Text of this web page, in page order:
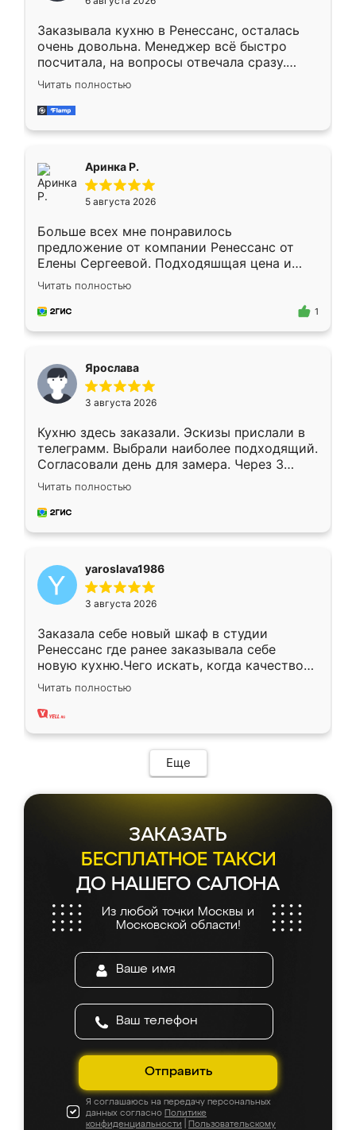
мебели буду заказывать только здесь.
Заказывала кухню в Ренессанс, осталась
очень довольна. Менеджер всё быстро
посчитала, на вопросы отвечала сразу.
Замерщик приехал в субботу, подошёл к
делу со всей ответственностью. Собрали
за день, ребята работали аккуратно, даже
Читать полностью
Аринка Р.
5 августа 2026
Больше всех мне понравилось
предложение от компании Ренессанс от
Елены Сергеевой. Подходяшщая цена и
короткие сроки изготовления. Приехавший
для замера сотрудник Владислав
предложил по моему эскизу самый
Читать полностью
1
Ярослава
3 августа 2026
Кухню здесь заказали. Эскизы прислали в
телеграмм. Выбрали наиболее подходящий.
Согласовали день для замера. Через 3
недели кухня была уже готова. Остались
довольны работой. Спасибо Ренессанс
мебель за качественную работу!
Читать полностью
yaroslava1986
3 августа 2026
Заказала себе новый шкаф в студии
Ренессанс где ранее заказывала себе
новую кухню.Чего искать, когда качеством
вполне довольна. Служит кухня уже почти
два года, нареканий нет.
Читать полностью
Еще
ЗАКАЗАТЬ
БЕСПЛАТНОЕ ТАКСИ
ДО НАШЕГО САЛОНА
Из любой точки Москвы и
Московской области!
Отправить
Я соглашаюсь на передачу персональных
данных согласно Политике
конфиденциальности
Пользовательскому